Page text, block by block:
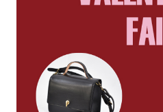
SHOP NEWS
ログイン